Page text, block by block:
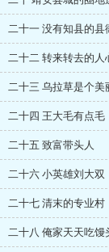
二十一 没有知县的县
二十二 转来转去的人
二十三 乌拉草是个美
二十四 王大毛有点毛
二十五 致富带头人
二十六 小英雄刘大双
二十七 清末的专业村
二十八 俺家天天吃馒